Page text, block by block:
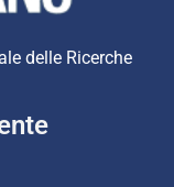
delle Ricerche